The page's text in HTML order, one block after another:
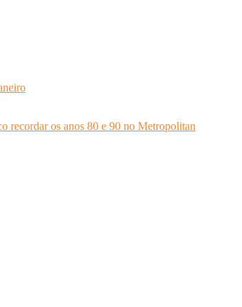
recordar os anos 80 e 90 no Metropolitan